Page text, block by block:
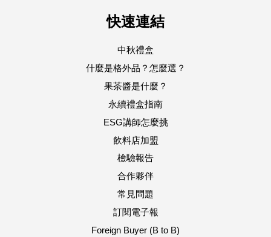
快速連結
中秋禮盒
什麼是格外品？怎麼選？
果茶醬是什麼？
永續禮盒指南
ESG講師怎麼挑
飲料店加盟
檢驗報告
合作夥伴
常見問題
訂閱電子報
Foreign Buyer (B to B)